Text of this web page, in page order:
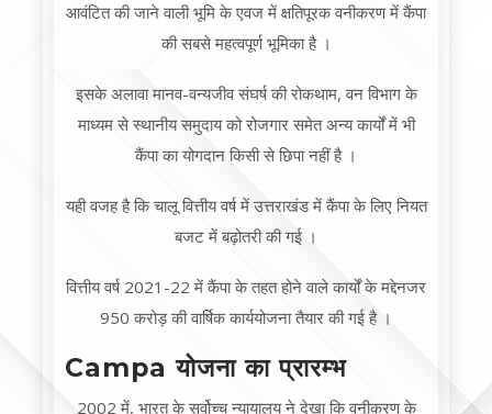
आवंटित की जाने वाली भूमि के एवज में क्षतिपूरक वनीकरण में कैंपा
की सबसे महत्वपूर्ण भूमिका है ।
इसके अलावा मानव-वन्यजीव संघर्ष की रोकथाम, वन विभाग के
माध्यम से स्थानीय समुदाय को रोजगार समेत अन्य कार्यों में भी
कैंपा का योगदान किसी से छिपा नहीं है ।
यही वजह है कि चालू वित्तीय वर्ष में उत्तराखंड में कैंपा के लिए नियत
बजट में बढ़ोतरी की गई ।
वित्तीय वर्ष 2021-22 में कैंपा के तहत होने वाले कार्यों के मद्देनजर
950 करोड़ की वार्षिक कार्ययोजना तैयार की गई है ।
Campa योजना का प्रारम्भ
2002 में, भारत के सर्वोच्च न्यायालय ने देखा कि वनीकरण के